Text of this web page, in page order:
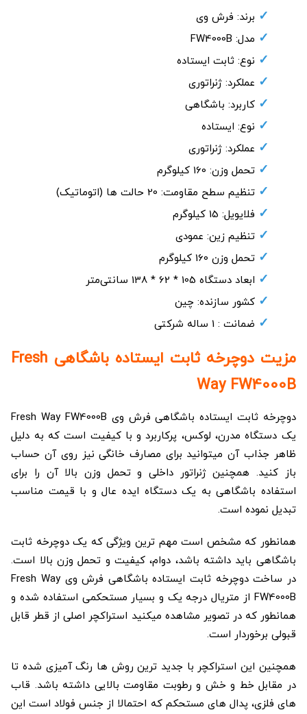
برند: فرش وی
مدل: FW4000B
نوع: ثابت ایستاده
عملکرد: ژنراتوری
کاربرد: باشگاهی
نوع: ایستاده
عملکرد: ژنراتوری
تحمل وزن: 160 کیلوگرم
تنظیم سطح مقاومت: 20 حالت ها (اتوماتیک)
فلایویل: 15 کیلوگرم
تنظیم زین: عمودی
تحمل وزن 160 کیلوگرم
ابعاد دستگاه 105 * 62 * 138 سانتی‌متر
کشور سازنده: چین
ضمانت : 1 ساله شرکتی
مزیت دوچرخه ثابت ایستاده باشگاهی Fresh
Way FW4000B
دوچرخه ثابت ایستاده باشگاهی فرش وی Fresh Way FW4000B
یک دستگاه مدرن، لوکس، پرکاربرد و با کیفیت است که به دلیل
ظاهر جذاب آن میتوانید برای مصارف خانگی نیز روی آن حساب
باز کنید. همچنین ژنراتور داخلی و تحمل وزن بالا آن را برای
استفاده باشگاهی به یک دستگاه ایده عال و با قیمت مناسب
تبدیل نموده است.
همانطور که مشخص است مهم ترین ویژگی که یک دوچرخه ثابت
باشگاهی باید داشته باشد، دوام، کیفیت و تحمل وزن بالا است.
در ساخت دوچرخه ثابت ایستاده باشگاهی فرش وی Fresh Way
FW4000B از متریال درجه یک و بسیار مستحکمی استفاده شده و
همانطور که در تصویر مشاهده میکنید استراکچر اصلی از قطر قابل
قبولی برخوردار است.
همچنین این استراکچر با جدید ترین روش ها رنگ آمیزی شده تا
در مقابل خط و خش و رطوبت مقاومت بالایی داشته باشد. قاب
های فلزی، پدال های مستحکم که احتمالا از جنس فولاد است این